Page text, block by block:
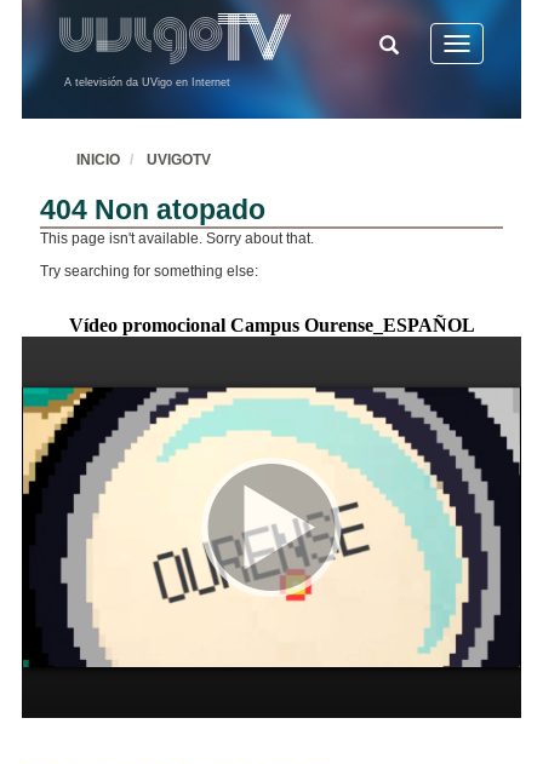
Vídeo promocional Campus Ourense_ESPAÑOL